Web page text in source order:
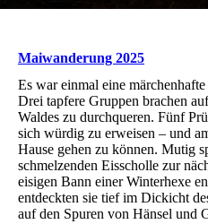
Maiwanderung 2025
Es war einmal eine
Drei tapfere Gruppen brachen
Waldes zu durchqueren. Fünf
sich würdig zu erweisen – und
Hause gehen zu können. Mutig
schmelzenden Eisscholle zur
eisigen Bann einer Winterhexe
entdeckten sie tief im Dickicht
auf den Spuren von Hänsel und